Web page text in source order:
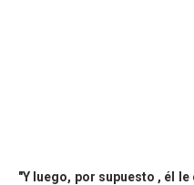
"Y luego, por supuesto , él